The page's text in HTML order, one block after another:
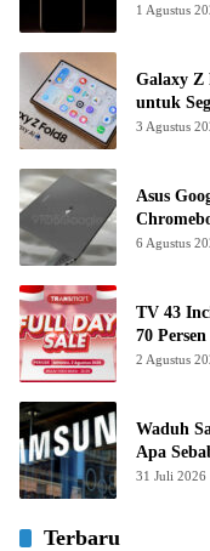
1 Agustus
Galaxy Z
untuk
3 Agustus
Asus
6 Agustus
TV 43
70 Persen
2 Agustus
Waduh
Apa
31 Juli 2026
Terbaru